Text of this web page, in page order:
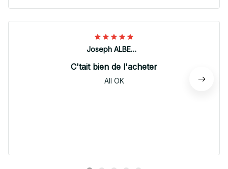
Joseph ALBERTINI
C'tait bien de l'acheter
All OK